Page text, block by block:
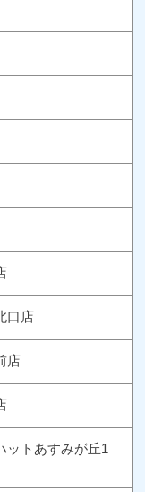
口店
店
ットあすみが丘1